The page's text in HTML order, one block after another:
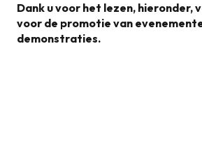
Dank u voor het lezen, hieronder,
voor de promotie van
demonstraties.